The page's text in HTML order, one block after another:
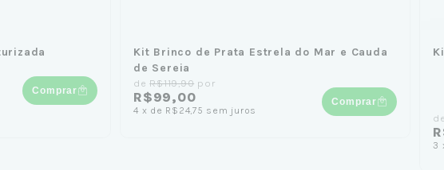
Comprar
Kit Brinco de Prata Estrela do Mar e Cauda
de Sereia
deR$119,90 por
R$99,00
4 x de R$24,75 sem juros
Comprar
3